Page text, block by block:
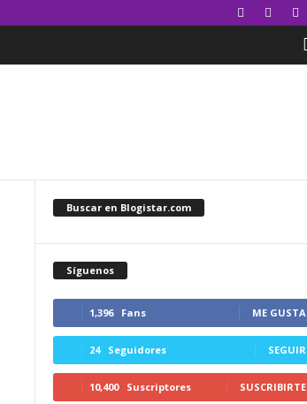
Buscar en Blogistar.com
Síguenos
1,396 Fans ME GUSTA
24 Seguidores SEGUIR
10,400 Suscriptores SUSCRIBIRTE